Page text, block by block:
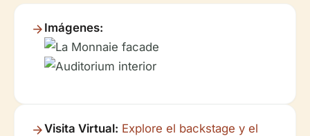
Imágenes:
Visita Virtual: Explore el backstage y el